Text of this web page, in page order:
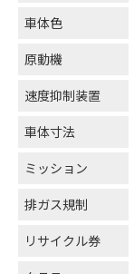
車体色
原動機
速度抑制装置
車体寸法
ミッション
排ガス規制
リサイクル券